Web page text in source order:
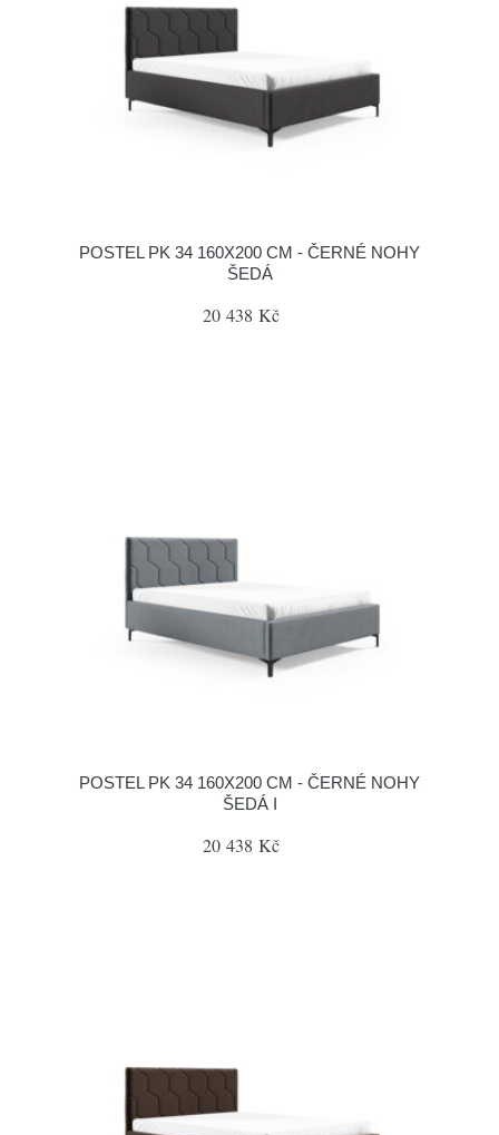
POSTEL PK 34 160X200 CM - ČERNÉ NOHY
ŠEDÁ
20 438 Kč
POSTEL PK 34 160X200 CM - ČERNÉ NOHY
ŠEDÁ I
20 438 Kč